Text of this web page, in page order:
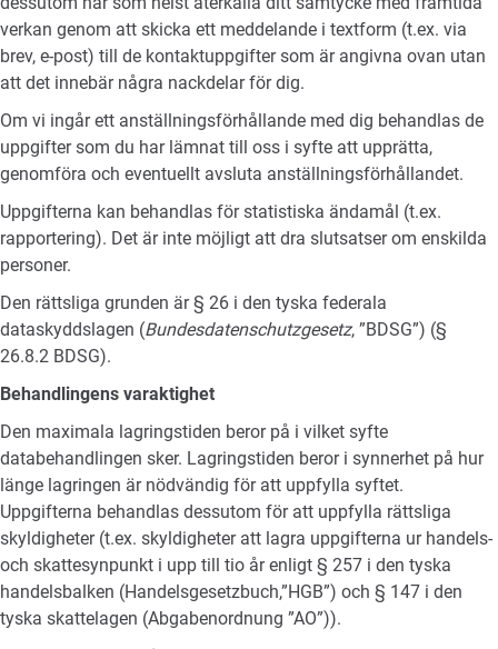
verkan genom att skicka ett meddelande i textform (t.ex. via
brev, e-post) till de kontaktuppgifter som är angivna ovan utan
att det innebär några nackdelar för dig.
Om vi ingår ett anställningsförhållande med dig behandlas de
uppgifter som du har lämnat till oss i syfte att upprätta,
genomföra och eventuellt avsluta anställningsförhållandet.
Uppgifterna kan behandlas för statistiska ändamål (t.ex.
rapportering). Det är inte möjligt att dra slutsatser om enskilda
personer.
Den rättsliga grunden är § 26 i den tyska federala
dataskyddslagen (Bundesdatenschutzgesetz, ”BDSG”) (§
26.8.2 BDSG).
Behandlingens varaktighet
Den maximala lagringstiden beror på i vilket syfte
databehandlingen sker. Lagringstiden beror i synnerhet på hur
länge lagringen är nödvändig för att uppfylla syftet.
Uppgifterna behandlas dessutom för att uppfylla rättsliga
skyldigheter (t.ex. skyldigheter att lagra uppgifterna ur handels-
och skattesynpunkt i upp till tio år enligt § 257 i den tyska
handelsbalken (Handelsgesetzbuch,”HGB”) och § 147 i den
tyska skattelagen (Abgabenordnung ”AO”)).